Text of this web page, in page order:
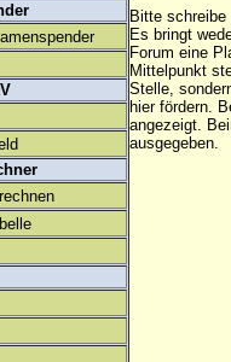
Bitte
Es bringt
Forum eine
Mittelpunkt
Stelle,
hier fördern.
angezeigt.
ausgegeben.